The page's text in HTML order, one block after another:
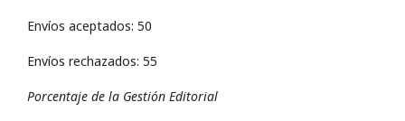
Envíos aceptados: 50
Envíos rechazados: 55
Porcentaje de la Gestión Editorial